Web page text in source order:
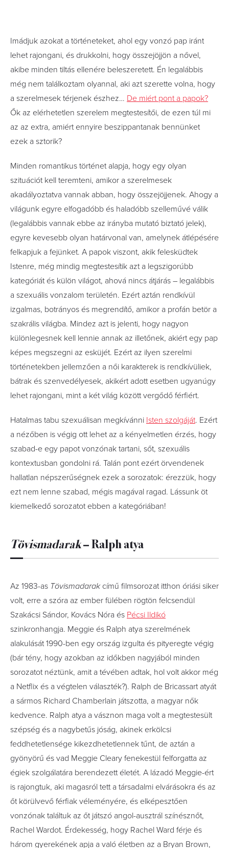
Imádjuk azokat a történeteket, ahol egy vonzó pap iránt
lehet rajongani, és drukkolni, hogy összejöjjön a nővel,
akibe minden tiltás ellenére beleszeretett. Én legalábbis
még nem találkoztam olyannal, aki azt szerette volna, hogy
a szerelmesek térjenek észhez… De miért pont a papok?
Ők az elérhetetlen szerelem megtestesítői, de ezen túl mi
az az extra, amiért ennyire beszippantanak bennünket
ezek a sztorik?
Minden romantikus történet alapja, hogy egy olyan
szituációt kell teremteni, amikor a szerelmesek
akadályoztatva vannak abban, hogy összejöjjenek. Ahogy a
világunk egyre elfogadóbb és haladóbb szelleművé válik
(legalábbis vannak ebbe az irányba mutató biztató jelek),
egyre kevesebb olyan határvonal van, amelynek átlépésére
felkapjuk a fejünket. A papok viszont, akik felesküdtek
Istenre, még mindig megtestesítik azt a legszigorúbb
kategóriát és külön világot, ahová nincs átjárás – legalábbis
a szexuális vonzalom területén. Ezért aztán rendkívül
izgalmas, botrányos és megrendítő, amikor a profán betör a
szakrális világba. Mindez azt is jelenti, hogy nagyon
különlegesnek kell lennie annak az illetőnek, akiért egy pap
képes megszegni az esküjét. Ezért az ilyen szerelmi
történetekben jellemzően a női karakterek is rendkívüliek,
bátrak és szenvedélyesek, akikért adott esetben ugyanúgy
lehet rajongani, mint a két világ között vergődő férfiért.
Hatalmas tabu szexuálisan megkívánni Isten szolgáját. Ezért
a nézőben is végig ott lehet az a kényelmetlen érzés, hogy
szabad-e egy papot vonzónak tartani, sőt, szexuális
kontextusban gondolni rá. Talán pont ezért örvendenek
hallatlan népszerűségnek ezek a sorozatok: érezzük, hogy
ezt nem lenne szabad, mégis magával ragad. Lássunk öt
kiemelkedő sorozatot ebben a kategóriában!
Tövismadarak– Ralph atya
Az 1983-as Tövismadarakcímű filmsorozat itthon óriási siker
volt, erre a szóra az ember fülében rögtön felcsendül
Szakácsi Sándor, Kovács Nóra és Pécsi Ildikó
szinkronhangja. Meggie és Ralph atya szerelmének
alakulását 1990-ben egy ország izgulta és pityeregte végig
(bár tény, hogy azokban az időkben nagyjából minden
sorozatot néztünk, amit a tévében adtak, hol volt akkor még
a Netflix és a végtelen választék?). Ralph de Bricassart atyát
a sármos Richard Chamberlain játszotta, a magyar nők
kedvence. Ralph atya a vásznon maga volt a megtestesült
szépség és a nagybetűs jóság, akinek erkölcsi
feddhetetlensége kikezdhetetlennek tűnt, de aztán a
gyönyörű és vad Meggie Cleary fenekestül felforgatta az
égiek szolgálatára berendezett életét. A lázadó Meggie-ért
is rajongtuk, aki magasról tett a társadalmi elvárásokra és az
őt körülvevő férfiak véleményére, és elképesztően
vonzónak találtuk az őt játszó angol-ausztrál színésznőt,
Rachel Wardot. Érdekesség, hogy Rachel Ward férje és
három gyerekének apja a való életben az a Bryan Brown,